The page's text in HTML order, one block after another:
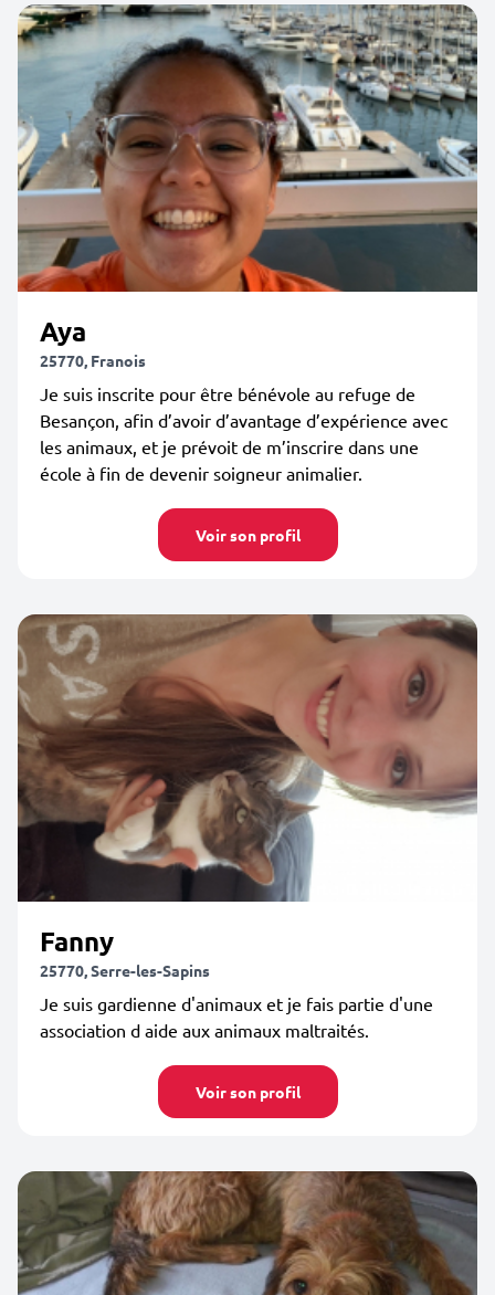
Aya
25770, Franois
Je suis inscrite pour être bénévole au refuge de
Besançon, afin d’avoir d’avantage d’expérience avec
les animaux, et je prévoit de m’inscrire dans une
école à fin de devenir soigneur animalier.
Voir son profil
Fanny
25770, Serre-les-Sapins
Je suis gardienne d'animaux et je fais partie d'une
association d aide aux animaux maltraités.
Voir son profil